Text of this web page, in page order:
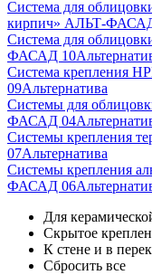
Система для
кирпич» АЛЬТ-
Система для
ФАСАД 10
Система крепления
09Альтернатива
Системы для
ФАСАД 04
Системы крепления
07Альтернатива
Cистемы крепления
ФАСАД 06
Для
Скрытое
К стене и в
Сбросить все